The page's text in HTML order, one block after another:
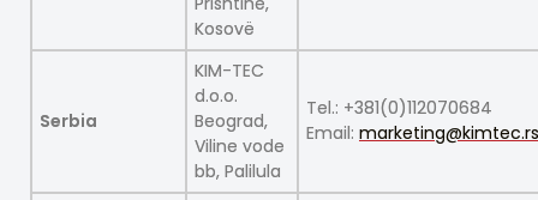
Kosovë
Serbia
KIM-TEC
d.o.o.
Beograd,
Viline vode
bb, Palilula
Tel.: +381(0)112070684
Email: marketing@kimtec.rs